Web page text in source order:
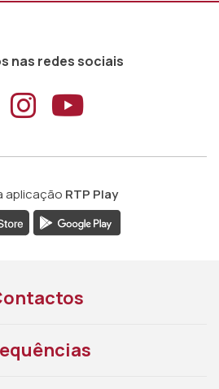
nas redes sociais
ao
Aceder ao
Aceder
aplicação RTP Play